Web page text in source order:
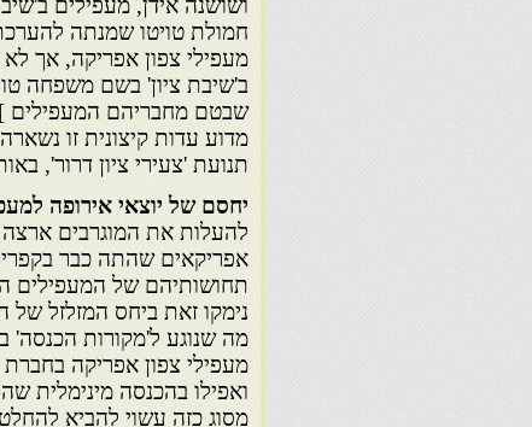
ושושנה אידן,
חמולת טויטו שמנתה
מעפילי צפון אפריקה, אך
ב'שיבת ציון' בשם משפחה
שבטם מחבריהם המעפילים
מדוע עדות קיצונית זו
תנועת 'צעירי ציון דרור',
יחסם של יוצאי אירופה
להעלות את המוגרבים
אפריקאים שהתה כבר
תחושותיהם של המעפילים
נימקו זאת ביחס המזלזל של
מה שנוגע ל'מקורות
מעפילי צפון אפריקה
ואפילו בהכנסה מינימלית
מסוג כזה עשוי להביא